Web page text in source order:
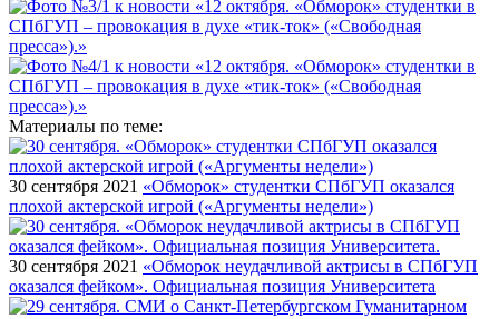
Материалы по теме:
30 сентября 2021 «Обморок» студентки СПбГУП оказался
плохой актерской игрой («Аргументы недели»)
30 сентября 2021 «Обморок неудачливой актрисы в СПбГУП
оказался фейком». Официальная позиция Университета